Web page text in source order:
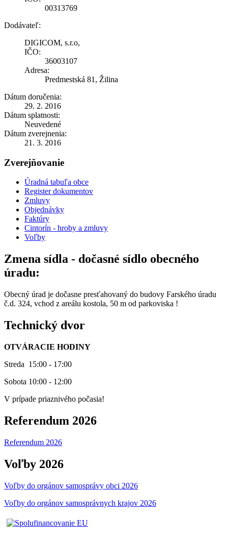
00313769
Dodávateľ:
DIGICOM, s.r.o,
IČO:
36003107
Adresa:
Predmestská 81, Žilina
Dátum doručenia:
29. 2. 2016
Dátum splatnosti:
Neuvedené
Dátum zverejnenia:
21. 3. 2016
Zverejňovanie
Úradná tabuľa obce
Register dokumentov
Zmluvy
Objednávky
Faktúry
Cintorín - hroby a zmluvy
Voľby
Zmena sídla - dočasné sídlo obecného
úradu:
Obecný úrad je dočasne presťahovaný do budovy Farského úradu
č.d. 324, vchod z areálu kostola, 50 m od parkoviska !
Technický dvor
OTVÁRACIE HODINY
Streda 15:00 - 17:00
Sobota 10:00 - 12:00
V prípade priaznivého počasia!
Referendum 2026
Referendum 2026
Voľby 2026
Voľby do orgánov samosprávy obci 2026
Voľby do orgánov samosprávnych krajov 2026